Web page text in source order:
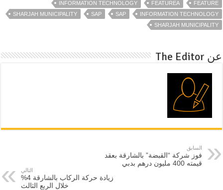
FEATURE
FEATUREA
INFORMATION TECHNOLOGY
INFORMATION TECHNOLOGY
SAP
SAP
SHARJAH MUNICIPALITY
SHARJAH MUNICIPALITY
عن The Editor
السابق
فوز شركة “القبضة” بالشارقة بعقد
قيمته 400 مليون درهم بدبي
التالي
زيادة حركة الركاب بالشارقة 4%
خلال الربع الثالث